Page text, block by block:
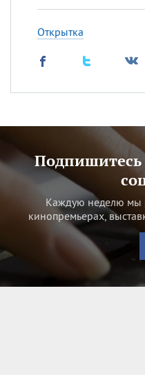
Открытка
Подпишитесь
Каждую неделю мы
кинопремьерах,